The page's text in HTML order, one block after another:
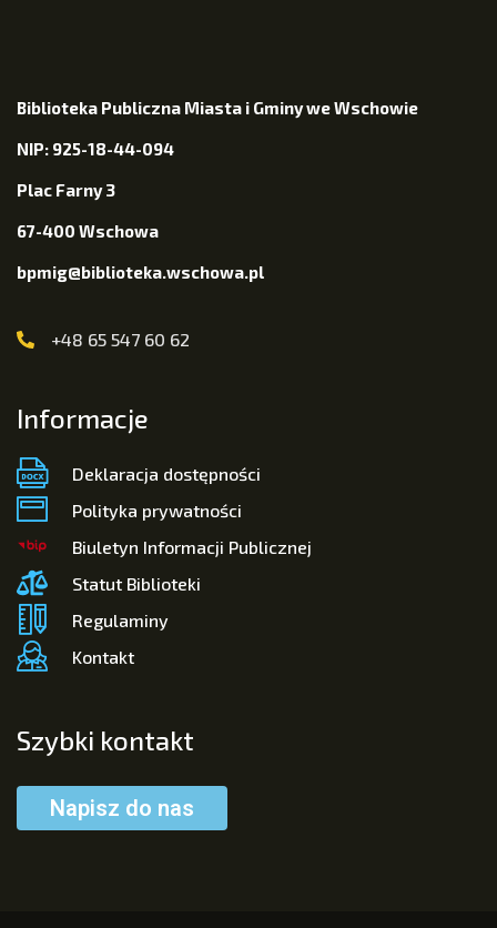
Biblioteka Publiczna Miasta i Gminy we Wschowie
NIP: 925-18-44-094
Plac Farny 3
67-400 Wschowa
bpmig@biblioteka.wschowa.pl
+48 65 547 60 62
Informacje
Deklaracja dostępności
Polityka prywatności
Biuletyn Informacji Publicznej
Statut Biblioteki
Regulaminy
Kontakt
Szybki kontakt
Napisz do nas